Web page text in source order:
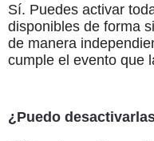
Sí. Puedes activar
disponibles de forma
de manera
cumple el evento que
¿Puedo